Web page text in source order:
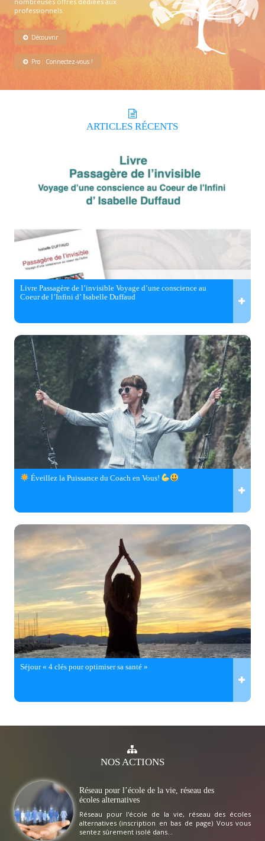
professionnels.
Découvrir
Pro : Connectez-vous !
ARTICLES RÉCENTS
Livre Passagère de l’invisible Voyage d’une conscience au
Coeur de l’Infini d’ Isabelle Duffaud
Éveillez la Puissance du Coach en Vous!
Séjour « 4 clés pour optimiser sa santé »
NOSACTIONS
Réseau pour l’école de la vie, réseau des
écoles alternatives
Réseau pour l'école de la vie, réseau des écoles
alternatives (inscription en bas de page) Vous vous
sentez sûrement isolé dans...